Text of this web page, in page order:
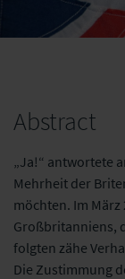
Abstract
„Ja!“ antwortete
Mehrheit der
möchten. Im
Großbritanniens,
folgten zähe
Die Zustimmung